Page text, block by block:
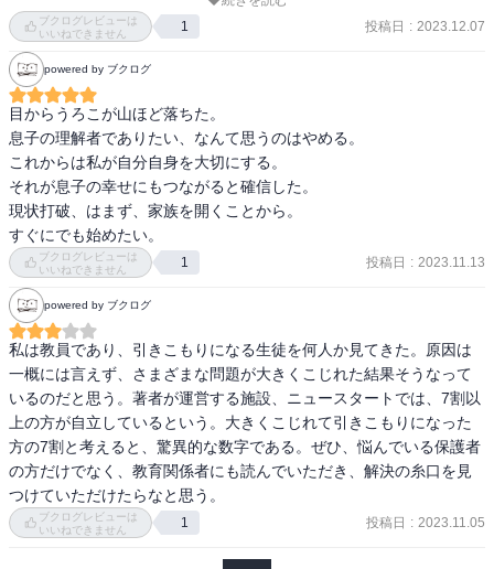
「8050問題」を前にしても引きこもりでいいと言えるのか。
第4章　「まず親子の対話から」という誤解
第5章　引きこもり支援のゴールは自立である
第6章　一番イヤでない仕事で食い扶持ちを稼げ
「失われた30年」とぴったり重なる。
「お国のためにも自立を」
今後は引きこもりすら減っていく
引きこもり146万人は、日本の未来の暗さの象徴です。
★「やりたいことがない」
★「下流志向」
この三つが、いまどきの子ども達、特に引きこもりの子たちの特徴
らしい。
「引きこもりはもともと家族の問題ではなく本人の社会力の問題な
のですから、本人を家から出して他人や社会と交流させましょう。
本人の社会力が育てば、 彼等は社会の中で生きていけるのです。」
「引きこもりが目立って増えてきたのは、バブル崩壊後の、未来が
暗く見え始めてからです。引きこもり146万人は、日本の未来の暗さ
の象徴です。引きこもり146万人を、まず5年後には100万人に、10
年後には50万人にまで減らしていきたい。それが引きこもり支援に
30年取り組んできた私の最後の思いです。」
「この思いを実現できなかったら、私の引きこもり支援人生は敗北
の人生であったと認めるしかないと覚悟しています。146万人の引き
こもりを一人でも多く自立させ、彼らに人生の幸せを感じてもら
い、日本の未来を明るく照らしてもらいたいのです。」
と説く著者の半生の努力は、日本の引きこもり問題にさわやかな風
を送り続けている。
目はわかる気がする。介入が色々とあるのはいいことだろう。おっ
しゃる通り、8050は数十年単位だから動かしづらかろう。
ブクログレビューは
いいねできません
1 投稿日 : 2023.12.07
powered by ブクログ
目からうろこが山ほど落ちた。
息子の理解者でありたい、なんて思うのはやめる。
これからは私が自分自身を大切にする。
それが息子の幸せにもつながると確信した。
現状打破、はまず、家族を開くことから。
すぐにでも始めたい。
ブクログレビューは
いいねできません
1 投稿日 : 2023.11.13
powered by ブクログ
私は教員であり、引きこもりになる生徒を何人か見てきた。原因は
一概には言えず、さまざまな問題が大きくこじれた結果そうなって
いるのだと思う。著者が運営する施設、ニュースタートでは、7割以
上の方が自立しているという。大きくこじれて引きこもりになった
方の7割と考えると、驚異的な数字である。ぜひ、悩んでいる保護者
の方だけでなく、教育関係者にも読んでいただき、解決の糸口を見
つけていただけたらなと思う。
ブクログレビューは
いいねできません
1 投稿日 : 2023.11.05